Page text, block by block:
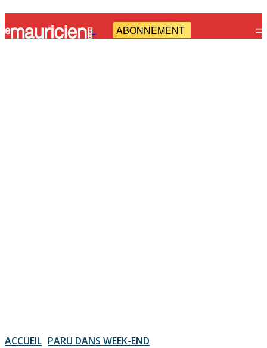
- ABONNEMENT
ACCUEIL PARU DANS WEEK-END